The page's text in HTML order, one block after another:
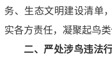
务、生态文明建设清单
实各方责任，凝聚起鸟类
二、严处涉鸟违法